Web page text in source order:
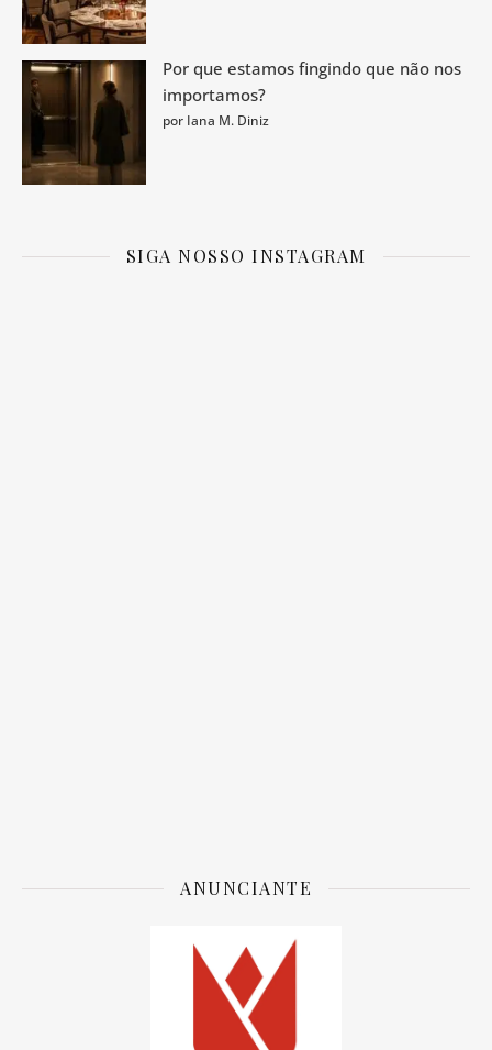
Por que estamos fingindo que não nos
importamos?
por Iana M. Diniz
SIGA NOSSO INSTAGRAM
ANUNCIANTE